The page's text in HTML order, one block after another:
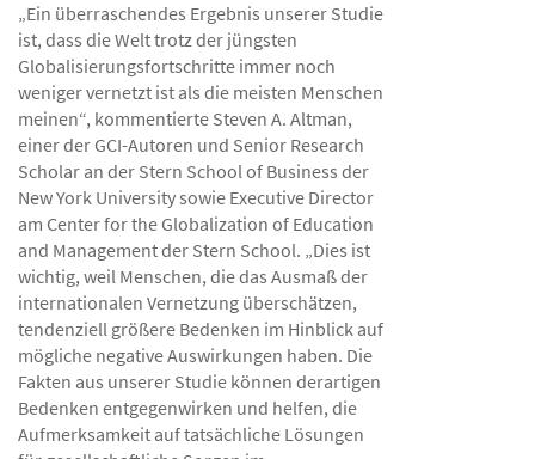
„Ein überraschendes Ergebnis unserer Studie
ist, dass die Welt trotz der jüngsten
Globalisierungsfortschritte immer noch
weniger vernetzt ist als die meisten Menschen
meinen“, kommentierte Steven A. Altman,
einer der GCI-Autoren und Senior Research
Scholar an der Stern School of Business der
New York University sowie Executive Director
am Center for the Globalization of Education
and Management der Stern School. „Dies ist
wichtig, weil Menschen, die das Ausmaß der
internationalen Vernetzung überschätzen,
tendenziell größere Bedenken im Hinblick auf
mögliche negative Auswirkungen haben. Die
Fakten aus unserer Studie können derartigen
Bedenken entgegenwirken und helfen, die
Aufmerksamkeit auf tatsächliche Lösungen